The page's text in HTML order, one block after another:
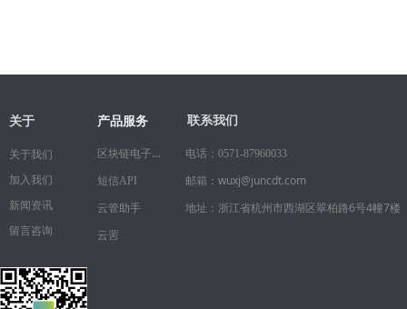
云管助手
关于
关于我们
加入我们
新闻资讯
留言咨询
电话： 0571-87960033
邮箱：wuxj@juncdt.com
地址：浙江省杭州市西湖区翠柏路6号4幢7楼
联系我们
产品服务
短信API
区块链电子合同
云罟